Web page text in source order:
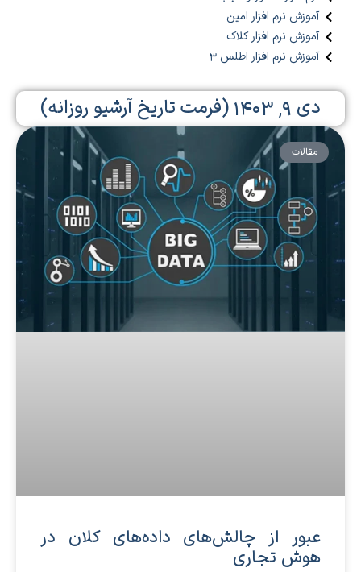
آموزش نرم افزار امین
آموزش نرم افزار کلاک
آموزش نرم افزار اطلس 3
دی ۹, ۱۴۰۳ (فرمت تاریخ آرشیو روزانه)
مقالات
عبور از چالش‌های داده‌های کلان در
هوش تجاری